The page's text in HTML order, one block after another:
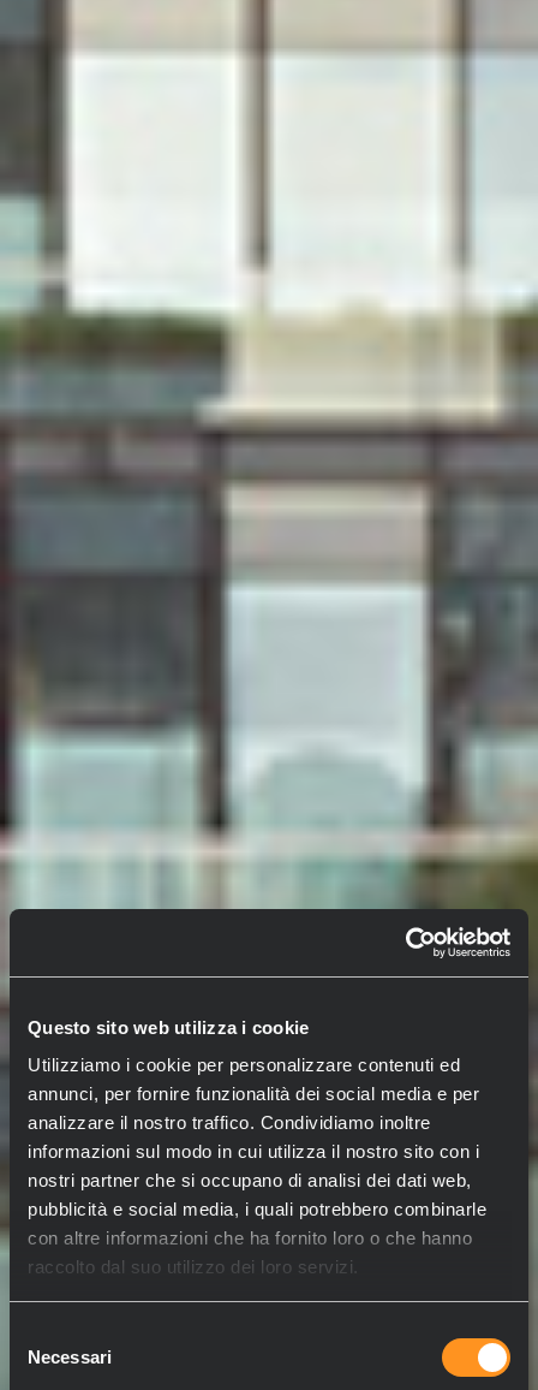
Questo sito web utilizza i cookie
Utilizziamo i cookie per personalizzare contenuti ed
annunci, per fornire funzionalità dei social media e per
analizzare il nostro traffico. Condividiamo inoltre
informazioni sul modo in cui utilizza il nostro sito con i
nostri partner che si occupano di analisi dei dati web,
pubblicità e social media, i quali potrebbero combinarle
con altre informazioni che ha fornito loro o che hanno
raccolto dal suo utilizzo dei loro servizi.
delNecessari